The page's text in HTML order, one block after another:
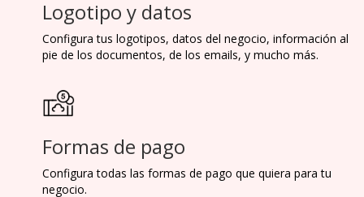
Logotipo y datos
Configura tus logotipos, datos del negocio, información al
pie de los documentos, de los emails, y mucho más.
Formas de pago
Configura todas las formas de pago que quiera para tu
negocio.